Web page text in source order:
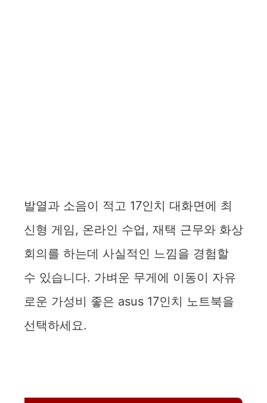
발열과 소음이 적고 17인치 대화면에 최
신형 게임, 온라인 수업, 재택 근무와 화상
회의를 하는데 사실적인 느낌을 경험할
수 있습니다. 가벼운 무게에 이동이 자유
로운 가성비 좋은 asus 17인치 노트북을
선택하세요.